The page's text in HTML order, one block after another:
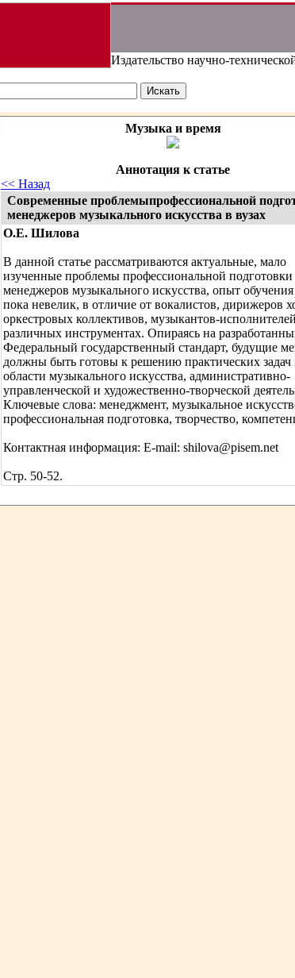
Издательство научно-
Музыка и время
Аннотация к статье
<< Назад
Современные проблемыпрофессиональной
менеджеров музыкального искусства в вузах
О.Е. Шилова
В данной статье рассматриваются актуальные, мало
изученные проблемы профессиональной подготовки
менеджеров музыкального искусства, опыт
пока невелик, в отличие от вокалистов, дирижеров
оркестровых коллективов, музыкантов-
различных инструментах. Опираясь на
Федеральный государственный стандарт, будущие
должны быть готовы к решению практических задач
области музыкального искусства, административно-
управленческой и художественно-творческой
Ключевые слова: менеджмент, музыкальное
профессиональная подготовка, творчество,
Контактная информация: E-mail: shilova@pisem.net
Стр. 50-52.